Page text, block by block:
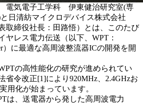
電気電子工学科 伊東健治研究室(専
日清紡マイクロデバイス株式会社
取締役社長：田路悟）とは、このたび
ヤレス電力伝送（以下、WPT：
）に最適な高周波整流器ICの開発を開
の高性能化の研究が進められてい
省令改正[1]により920MHz、2.4GHzお
用化が始まっています。
は、送電器から発した高周波電力